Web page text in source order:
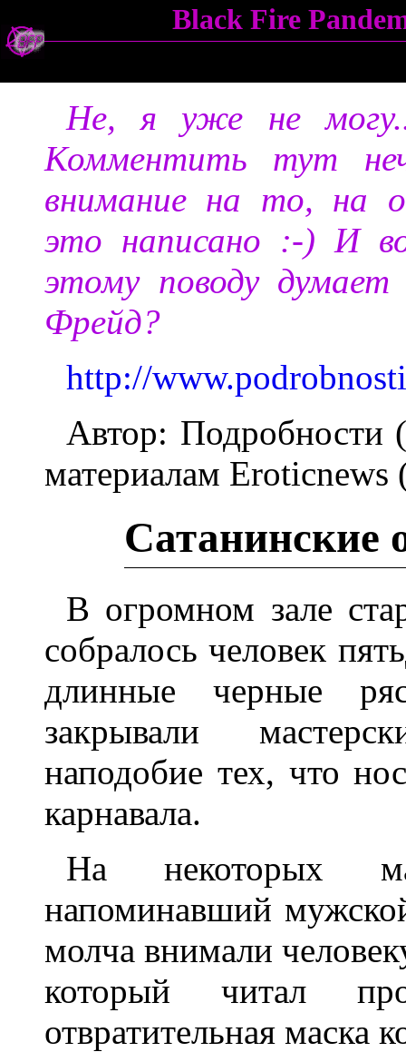
Black Fire
Не, я уже не
Комментить тут
внимание на то, на
это написано :-) И
этому поводу
Фрейд?
http://
Автор: Подробности
материалам Eroticnews
Сатанинские
В огромном зале
собралось человек
длинные черные
закрывали
наподобие тех, что
карнавала.
На некоторых
напоминавший
молча внимали
который читал
отвратительная маска